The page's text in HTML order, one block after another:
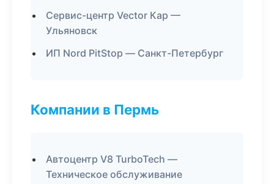
Сервис-центр Vector Кар —
Ульяновск
ИП Nord PitStop — Санкт-Петербург
Компании в Пермь
Автоцентр V8 TurboTech —
Техническое обслуживание